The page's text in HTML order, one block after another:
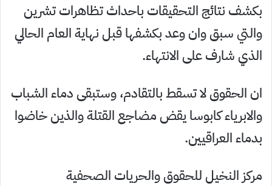
بكشف نتائج التحقيقات باحداث تظاهرات تشرين
والتي سبق وان وعد بكشفها قبل نهاية العام الحالي
الذي شارف على الانتهاء.
ان الحقوق لا تسقط بالتقادم، وستبقى دماء الشباب
والابرياء كابوسا يقض مضاجع القتلة والذين خاضوا
بدماء العراقيين.
مركز النخيل للحقوق والحريات الصحفية